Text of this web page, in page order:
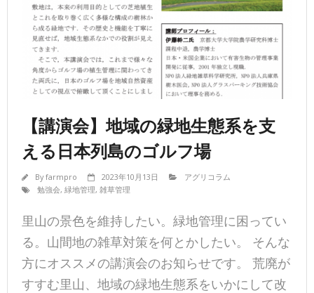
【講演会】地域の緑地生態系を支
える日本列島のゴルフ場
Byfarmpro 2023年10月13日
アグリコラム
勉強会, 緑地管理, 雑草管理
里山の景色を維持したい。緑地管理に困ってい
る。山間地の雑草対策を何とかしたい。 そんな
方にオススメの講演会のお知らせです。 荒廃が
すすむ里山、地域の緑地生態系をいかにして改